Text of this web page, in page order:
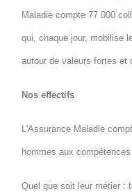
Maladie compte 77 000
qui, chaque jour, mobilise
autour de valeurs fortes et
Nos effectifs
L'Assurance Maladie
hommes aux
Quel que soit leur métier :